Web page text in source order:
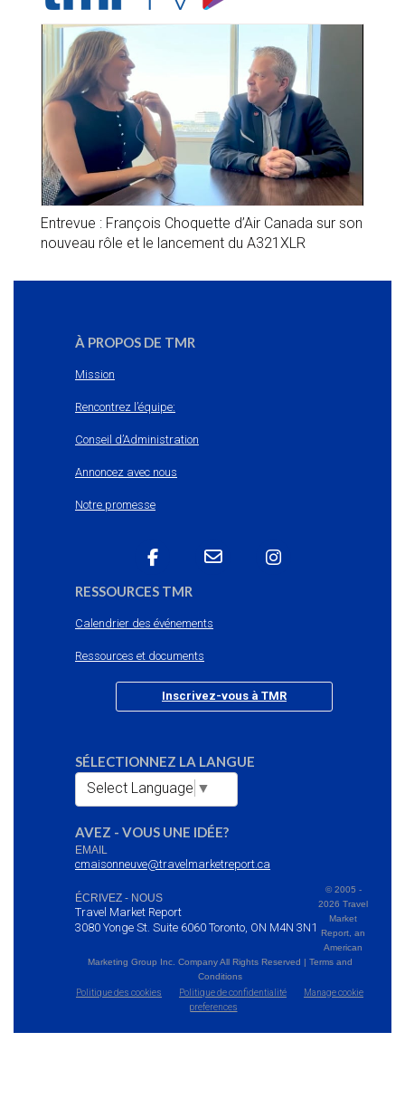
Entrevue : François Choquette d’Air Canada sur son
nouveau rôle et le lancement du A321XLR
À PROPOS DE TMR
Mission
Rencontrez l’équipe:
Conseil d’Administration
Annoncez avec nous
Notre promesse
RESSOURCES TMR
Calendrier des événements
Ressources et documents
Inscrivez-vous à TMR
SÉLECTIONNEZ LA LANGUE
Select Language ▼
AVEZ - VOUS UNE IDÉE?
EMAIL
cmaisonneuve@travelmarketreport.ca
ÉCRIVEZ - NOUS
Travel Market Report
3080 Yonge St. Suite 6060 Toronto, ON M4N 3N1
© 2005 -
2026 Travel
Market
Report, an
American
Marketing Group Inc. Company All Rights Reserved | Terms and
Conditions
Politique des cookies
Politique de confidentialité
Manage cookie
preferences